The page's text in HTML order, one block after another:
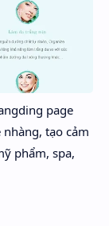
page
tạo cảm
phẩm, spa,